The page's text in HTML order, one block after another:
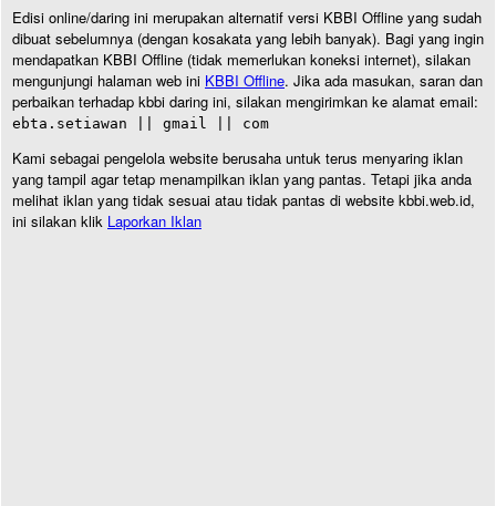
Edisi online/daring ini merupakan alternatif versi KBBI Offline yang sudah
dibuat sebelumnya (dengan kosakata yang lebih banyak). Bagi yang ingin
mendapatkan KBBI Offline (tidak memerlukan koneksi internet), silakan
mengunjungi halaman web ini KBBI Offline. Jika ada masukan, saran dan
perbaikan terhadap kbbi daring ini, silakan mengirimkan ke alamat email:
ebta.setiawan || gmail || com
Kami sebagai pengelola website berusaha untuk terus menyaring iklan
yang tampil agar tetap menampilkan iklan yang pantas. Tetapi jika anda
melihat iklan yang tidak sesuai atau tidak pantas di website kbbi.web.id,
ini silakan klik Laporkan Iklan